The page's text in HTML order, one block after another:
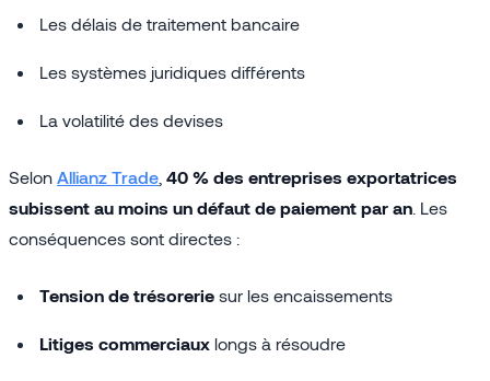
Les délais de traitement bancaire
Les systèmes juridiques différents
La volatilité des devises
Selon Allianz Trade 40 % des entreprises exportatrices
subissent au moins un défaut de paiement par an . Les
conséquences sont directes :
Tension de trésorerie sur les encaissements
Litiges commerciaux longs à résoudre